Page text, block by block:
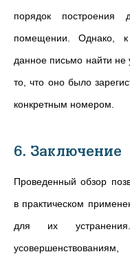
порядок
помещении. Однако,
данное письмо найти не
то, что оно было
конкретным номером.
6. Заключение
Проведенный обзор
в практическом
для их